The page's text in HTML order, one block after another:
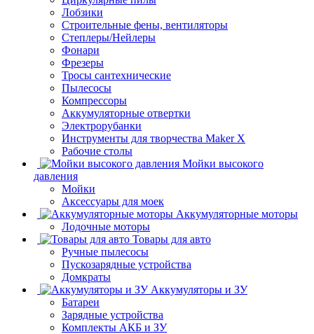
Лобзики
Строительные фены, вентиляторы
Степлеры/Нейлеры
Фонари
Фрезеры
Тросы сантехнические
Пылесосы
Компрессоры
Аккумуляторные отвертки
Электрорубанки
Инструменты для творчества Maker X
Рабочие столы
Мойки высокого
давления
Мойки
Аксессуары для моек
Аккумуляторные моторы
Лодочные моторы
Товары для авто
Ручные пылесосы
Пускозарядные устройства
Домкраты
Аккумуляторы и ЗУ
Батареи
Зарядные устройства
Комплекты АКБ и ЗУ